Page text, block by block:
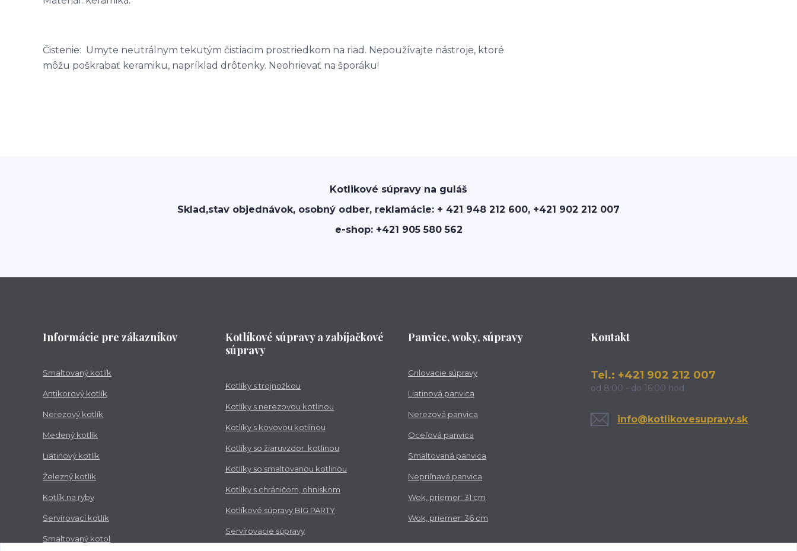
Čistenie: Umyte neutrálnym tekutým čistiacim prostriedkom na riad. Nepoužívajte nástroje, ktoré
môžu poškrabať keramiku, napríklad drôtenky. Neohrievať na šporáku!
Kotlikové súpravy na guláš
Sklad,stav objednávok, osobný odber, reklamácie: + 421 948 212 600, +421 902 212 007
e-shop: +421 905 580 562
Informácie pre zákazníkov
Smaltovaný kotlík
Antikorový kotlík
Nerezový kotlík
Medený kotlík
Liatinový kotlík
Železný kotlík
Kotlík na ryby
Servírovací kotlík
Smaltovaný kotol
Kotlíkové súpravy a zabíjačkové
súpravy
Kotlíky s trojnožkou
Kotlíky s nerezovou kotlinou
Kotlíky s kovovou kotlinou
Kotlíky so žiaruvzdor. kotlinou
Kotlíky so smaltovanou kotlinou
Kotlíky s chráničom, ohniskom
Kotlíkové súpravy BIG PARTY
Servírovacie súpravy
Panvice, woky, súpravy
Grilovacie súpravy
Liatinová panvica
Nerezová panvica
Oceľová panvica
Smaltovaná panvica
Nepriľnavá panvica
Wok, priemer: 31 cm
Wok, priemer: 36 cm
Kontakt
Tel.: +421 902 212 007
od 8:00 - do 16:00 hod
info@kotlikovesupravy.sk